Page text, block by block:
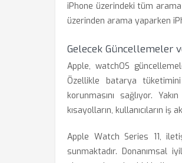
iPhone üzerindeki tüm
üzerinden arama yaparken
Gelecek Güncellemeler
Apple, watchOS
Özellikle batarya
korunmasını sağlıyor.
kısayolların, kullanıcıların iş
Apple Watch Series 11,
sunmaktadır. Donanımsal